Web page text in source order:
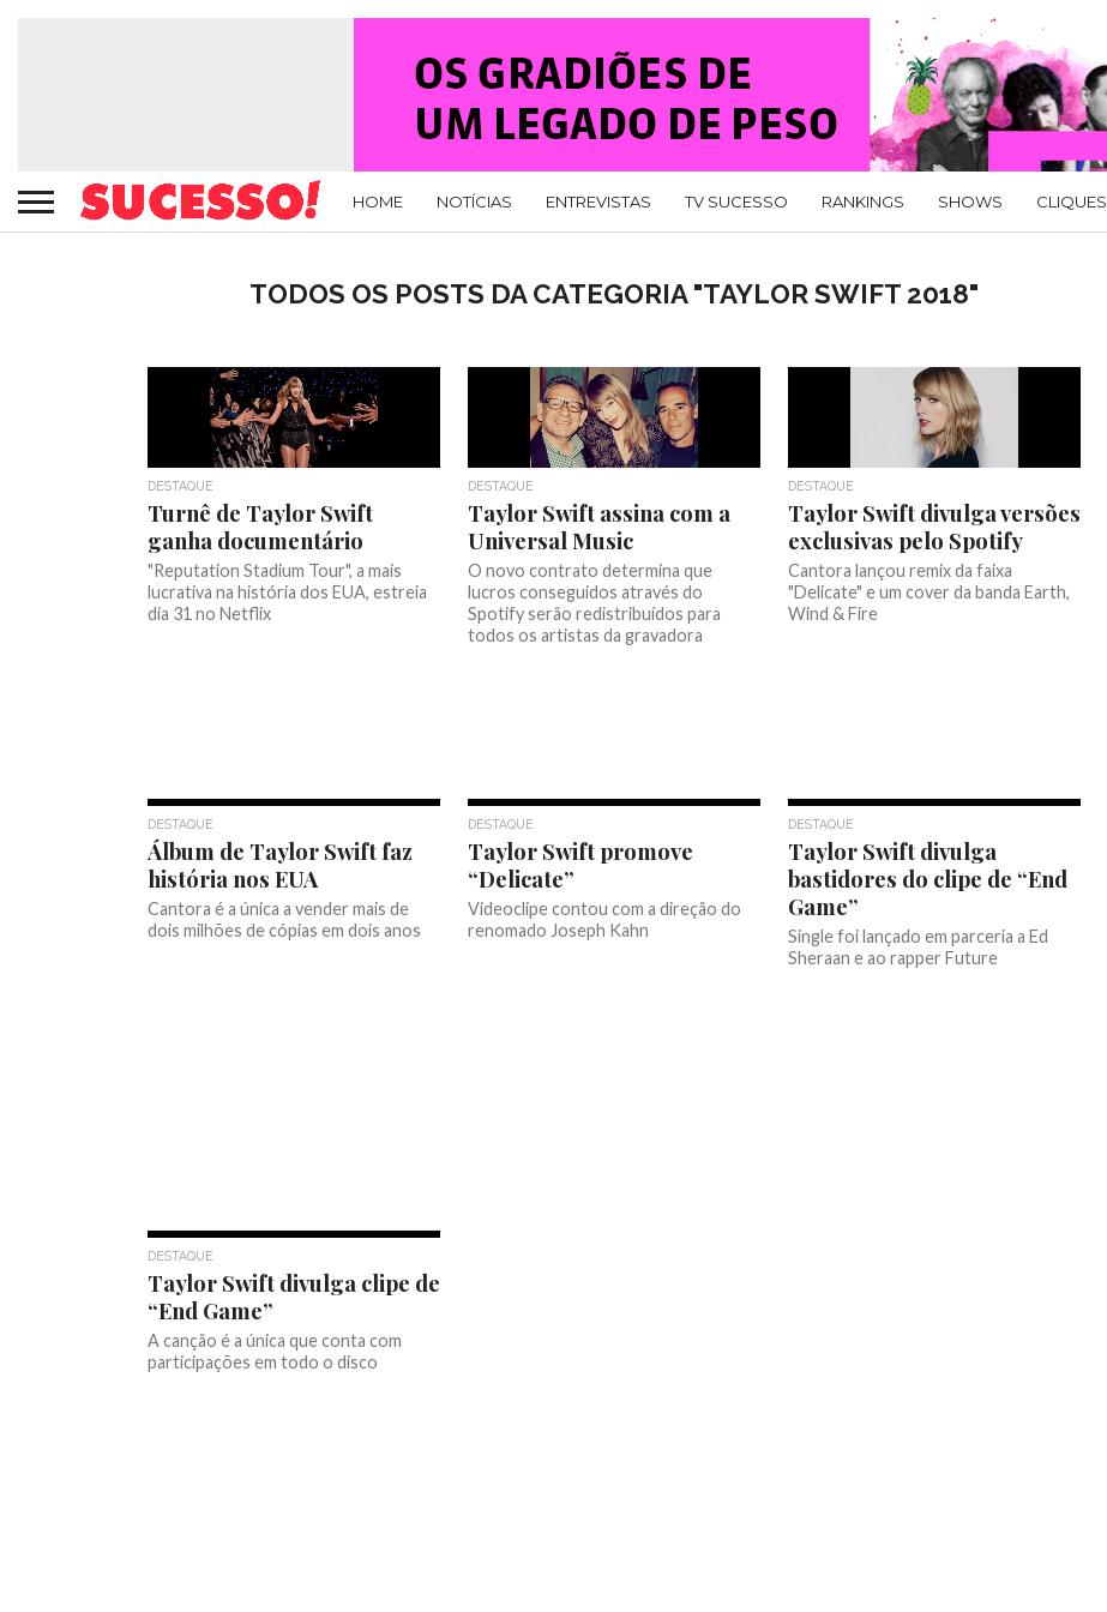
HOME NOTÍCIAS ENTREVISTAS TV SUCESSO RANKINGS SHOWS CLIQUES
TODOS OS POSTS DA CATEGORIA "TAYLOR SWIFT 2018"
DESTAQUE
Turnê de Taylor Swift
ganha documentário
"Reputation Stadium Tour", a mais
lucrativa na história dos EUA, estreia
dia 31 no Netflix
DESTAQUE
Taylor Swift assina com a
Universal Music
O novo contrato determina que
lucros conseguidos através do
Spotify serão redistribuídos para
todos os artistas da gravadora
DESTAQUE
Taylor Swift divulga versões
exclusivas pelo Spotify
Cantora lançou remix da faixa
"Delicate" e um cover da banda Earth,
Wind & Fire
DESTAQUE
Álbum de Taylor Swift faz
história nos EUA
Cantora é a única a vender mais de
dois milhões de cópias em dois anos
DESTAQUE
Taylor Swift promove
“Delicate”
Videoclipe contou com a direção do
renomado Joseph Kahn
DESTAQUE
Taylor Swift divulga
bastidores do clipe de “End
Game”
Single foi lançado em parceria a Ed
Sheraan e ao rapper Future
DESTAQUE
Taylor Swift divulga clipe de
“End Game”
A canção é a única que conta com
participações em todo o disco